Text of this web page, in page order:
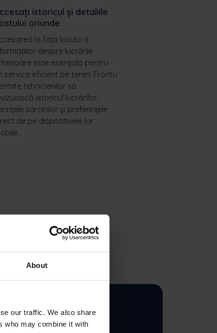
About
our traffic. We also share
who may combine it with
istoricul și detaliile
oriunde
la fața locului a
despre lucrările
este esențială pentru
service eficient pe teren. Frontu
tehnicienilor să
istoricul lucrărilor,
sarcinilor și preferințele
de pe dispozitivele lor